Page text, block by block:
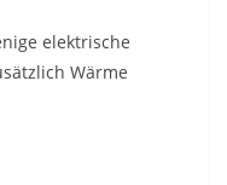
elektrische
Wärme